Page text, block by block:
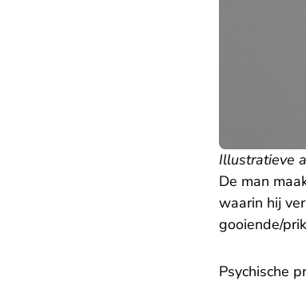
Illustratieve
De man
waarin hij
gooiende/
Psychische